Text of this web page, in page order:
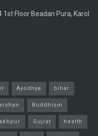
Floor Beadan Pura, Karol
Ayodhya bihar
Buddhism
Gujrat health